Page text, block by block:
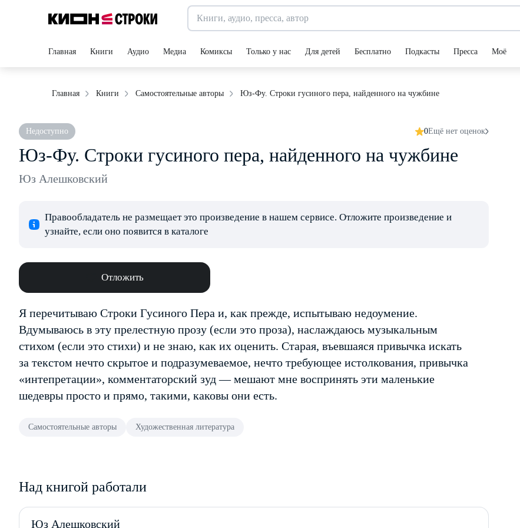
Главная Книги Аудио Медиа Комиксы Только у нас Для детей Бесплатно Подкасты Пресса Моё
Главная Книги Самостоятельные авторы Юз-Фу. Строки гусиного пера, найденного на чужбине
Недоступно 0Ещё нет оценок
Юз-Фу. Строки гусиного пера, найденного на чужбине
Юз Алешковский
Правообладатель не размещает это произведение в нашем сервисе. Отложите произведение и
узнайте, если оно появится в каталоге
Отложить
Я перечитываю Строки Гусиного Пера и, как прежде, испытываю недоумение.
Вдумываюсь в эту прелестную прозу (если это проза), наслаждаюсь музыкальным
стихом (если это стихи) и не знаю, как их оценить. Старая, въевшаяся привычка искать
за текстом нечто скрытое и подразумеваемое, нечто требующее истолкования, привычка
«интепретации», комментаторский зуд — мешают мне воспринять эти маленькие
шедевры просто и прямо, такими, каковы они есть.
Самостоятельные авторы Художественная литература
Над книгой работали
Юз Алешковский